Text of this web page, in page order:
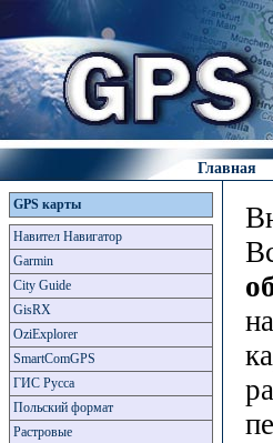
Главная
GPS карты
Навител Навигатор
Garmin
City Guide
GisRX
OziExplorer
SmartComGPS
ГИС Русса
Польский формат
Растровые